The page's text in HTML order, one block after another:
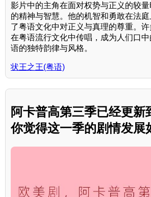
影片中的主角在面对权势与正义的较
的精神与智慧。他的机智和勇敢在法
了粤语文化中对正义与真理的尊重。
在粤语流行文化中传唱，成为人们口
语的独特韵律与风格。
状王之王(粤语)
阿卡普高第三季已经更新
你觉得这一季的剧情发展